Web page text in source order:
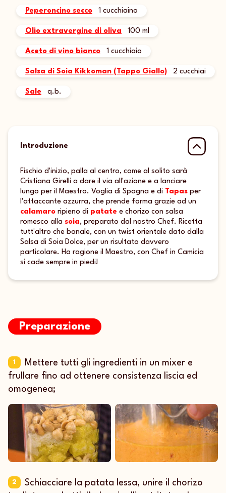
Preparazione
1
Mettere tutti gli ingredienti in un mixer e
frullare fino ad ottenere consistenza liscia ed
omogenea;
2
Schiacciare la patata lessa, unire il chorizo
Introduzione
Fischio d'inizio, palla al centro, come al solito sarà
Cristiana Girelli a dare il via all'azione e a lanciare
lungo per il Maestro. Voglia di Spagna e di Tapas per
l'attaccante azzurra, che prende forma grazie ad un
calamaro ripieno di patate e chorizo con salsa
romesco alla soia, preparato dal nostro Chef. Ricetta
tutt'altro che banale, con un twist orientale dato dalla
Salsa di Soia Dolce, per un risultato davvero
particolare. Ha ragione il Maestro, con Chef in Camicia
si cade sempre in piedi!
Peperoncino secco 1 cucchiaino
Olio extravergine di oliva 100 ml
Aceto di vino bianco 1 cucchiaio
Salsa di Soia Kikkoman (Tappo Giallo) 2 cucchiai
Sale q.b.